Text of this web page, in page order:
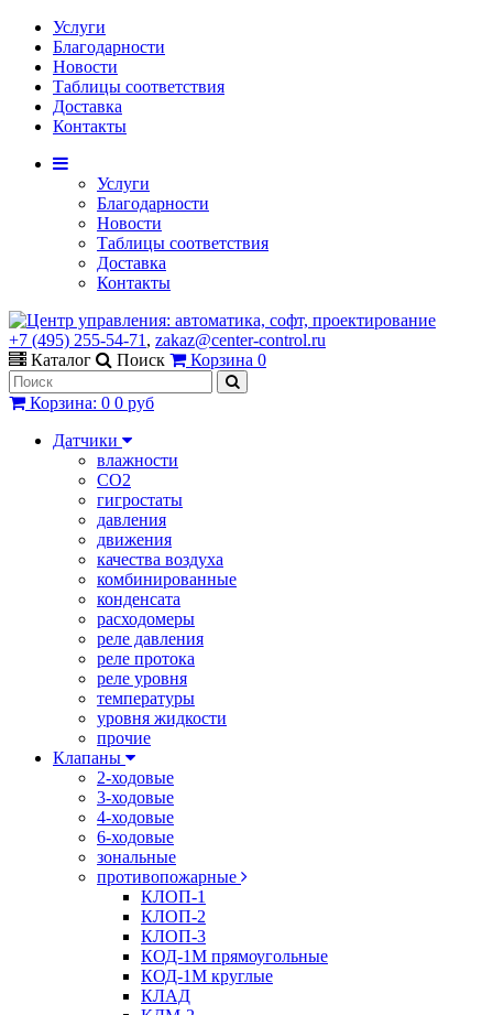
Услуги
Благодарности
Новости
Таблицы соответствия
Доставка
Контакты
Услуги
Благодарности
Новости
Таблицы соответствия
Доставка
Контакты
+7 (495) 255-54-71 , zakaz@center-control.ru
Каталог
Поиск Корзина 0
Корзина: 0 0 руб
Датчики
влажности
CO2
гигростаты
давления
движения
качества воздуха
комбинированные
конденсата
расходомеры
реле давления
реле протока
реле уровня
температуры
уровня жидкости
прочие
Клапаны
2-ходовые
3-ходовые
4-ходовые
6-ходовые
зональные
противопожарные
КЛОП-1
КЛОП-2
КЛОП-3
КОД-1М прямоугольные
КОД-1М круглые
КЛАД